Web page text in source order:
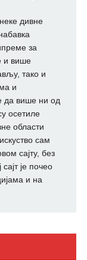
дивне
за
и више
тако и
и
да више ни од
осетиле
области
сам
сајту, без
је почео
и на